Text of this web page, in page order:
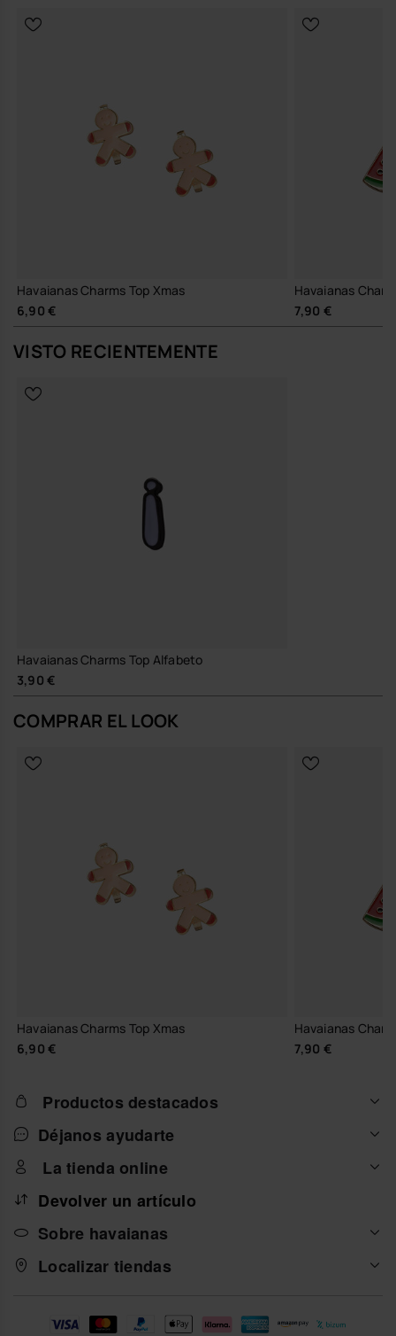
Havaianas Charms Top Xmas
6,90 €
Havaianas
7,90 €
VISTO RECIENTEMENTE
Havaianas Charms Top Alfabeto
3,90 €
COMPRAR EL LOOK
Havaianas Charms Top Xmas
6,90 €
Havaianas
7,90 €
Productos destacados
Déjanos ayudarte
La tienda online
Devolver un artículo
Sobre havaianas
Localizar tiendas